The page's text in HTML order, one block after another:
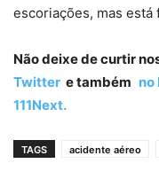
escoriações, mas
Não deixe de curtir
Twitter e também no
111Next.
TAGS acidente aéreo